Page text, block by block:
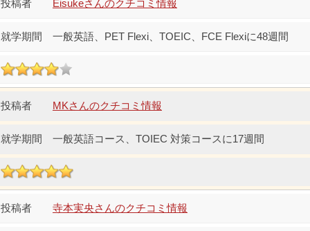
Eisukeさんのクチコミ情報
一般英語、PET Flexi、TOEIC、FCE Flexiに48週間
MKさんのクチコミ情報
一般英語コース、TOIEC 対策コースに17週間
寺本実央さんのクチコミ情報